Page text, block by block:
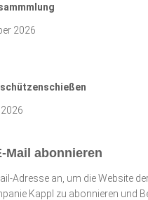
2026
Mail abonnieren
Adresse an, um die Website
Kappl zu abonnieren und